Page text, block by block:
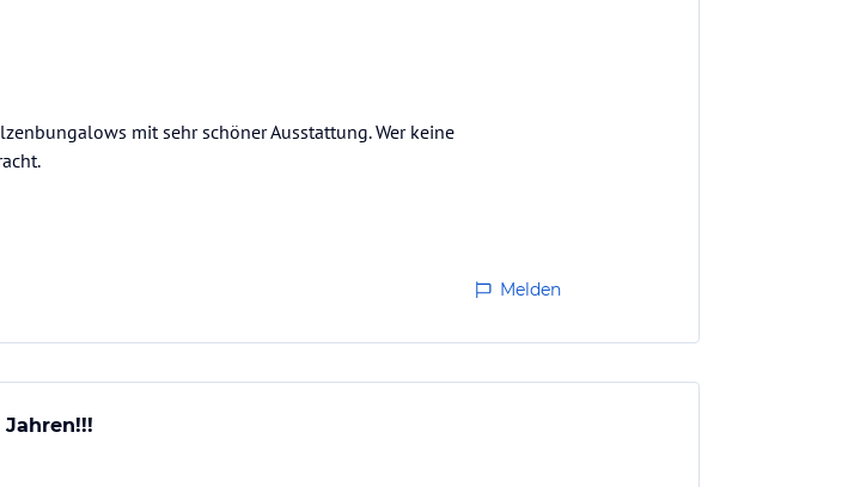
mit sehr schöner Ausstattung. Wer keine
Melden